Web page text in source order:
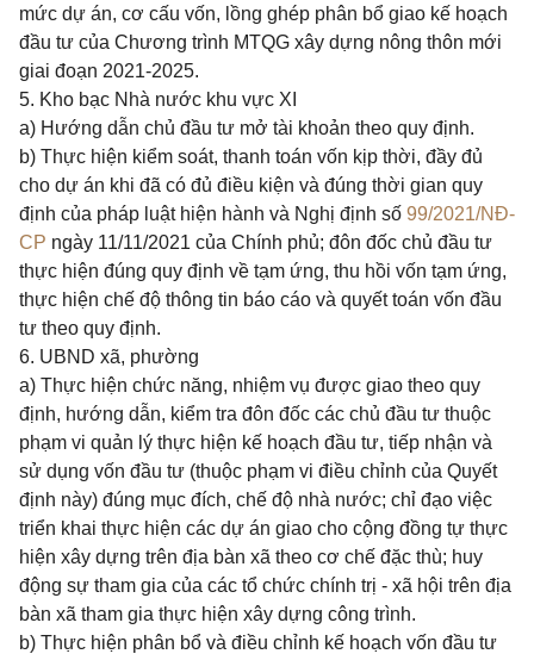
mức dự án, cơ cấu vốn, lồng ghép phân bổ giao kế hoạch
đầu tư của Chương trình MTQG xây dựng nông thôn mới
giai đoạn 2021-2025.
5. Kho bạc Nhà nước khu vực XI
a) Hướng dẫn chủ đầu tư mở tài khoản theo quy định.
b) Thực hiện kiểm soát, thanh toán vốn kịp thời, đầy đủ
cho dự án khi đã có đủ điều kiện và đúng thời gian quy
định của pháp luật hiện hành và Nghị định số 99/2021/NĐ-
CP ngày 11/11/2021 của Chính phủ; đôn đốc chủ đầu tư
thực hiện đúng quy định về tạm ứng, thu hồi vốn tạm ứng,
thực hiện chế độ thông tin báo cáo và quyết toán vốn đầu
tư theo quy định.
6. UBND xã, phường
a) Thực hiện chức năng, nhiệm vụ được giao theo quy
định, hướng dẫn, kiểm tra đôn đốc các chủ đầu tư thuộc
phạm vi quản lý thực hiện kế hoạch đầu tư, tiếp nhận và
sử dụng vốn đầu tư (thuộc phạm vi điều chỉnh của Quyết
định này) đúng mục đích, chế độ nhà nước; chỉ đạo việc
triển khai thực hiện các dự án giao cho cộng đồng tự thực
hiện xây dựng trên địa bàn xã theo cơ chế đặc thù; huy
động sự tham gia của các tổ chức chính trị - xã hội trên địa
bàn xã tham gia thực hiện xây dựng công trình.
b) Thực hiện phân bổ và điều chỉnh kế hoạch vốn đầu tư